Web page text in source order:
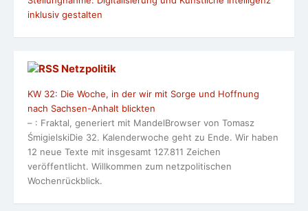
Digital mobil im Alter: Das Hörspezial zum Thema
KI
Digital mobil im Alter: Das Hörspezial zum
Thema KI